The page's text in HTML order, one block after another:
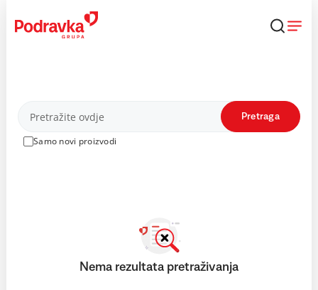
content
Proizvodi
Samo novi proizvodi
Pretraga
Nema rezultata pretraživanja